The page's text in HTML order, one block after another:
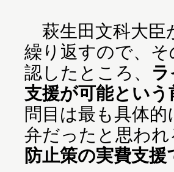
萩生田文科大臣
繰り返すので、
認したところ、
支援が可能とい
問目は最も具体
弁だったと思わ
防止策の実費支